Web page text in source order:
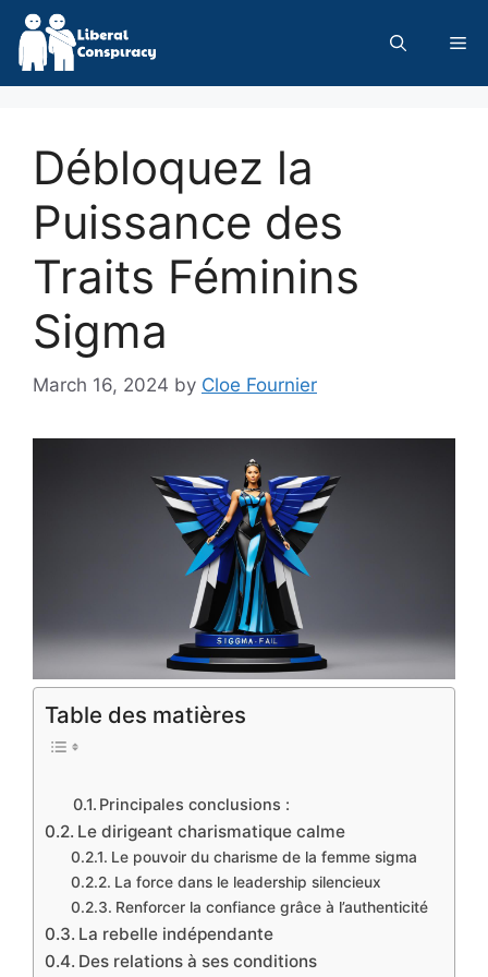
Skip
content
Débloquez la
Puissance des
Traits Féminins
Sigma
March 16, 2024 by Cloe Fournier
Table des matières
Principales conclusions :
Le dirigeant charismatique calme
Le pouvoir du charisme de la femme sigma
La force dans le leadership silencieux
Renforcer la confiance grâce à l’authenticité
La rebelle indépendante
Des relations à ses conditions